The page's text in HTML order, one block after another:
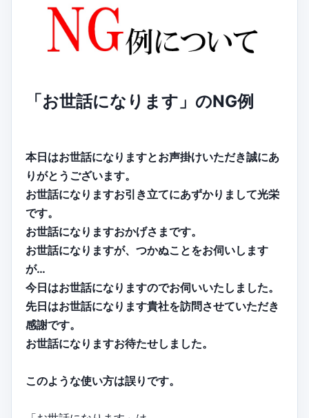
「お世話になります」のNG例
本日はお世話になりますとお声掛けいただき誠にあ
りがとうございます。
お世話になりますお引き立てにあずかりまして光栄
です。
お世話になりますおかげさまです。
お世話になりますが、つかぬことをお伺いします
が…
今日はお世話になりますのでお伺いいたしました。
先日はお世話になります貴社を訪問させていただき
感謝です。
お世話になりますお待たせしました。
このような使い方は誤りです。